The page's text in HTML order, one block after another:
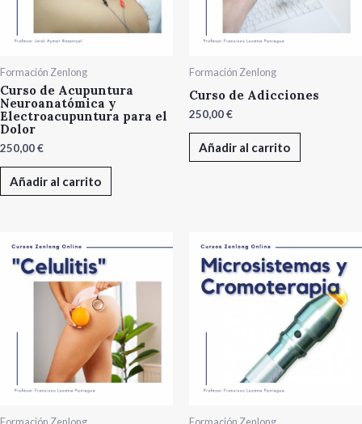
Formación Zenlong
Curso de Acupuntura
Neuroanatómica y
Electroacupuntura para el
Dolor
250,00€
Añadir al carrito
Formación Zenlong
Curso de Adicciones
250,00€
Añadir al carrito